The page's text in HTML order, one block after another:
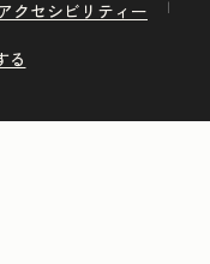
クセシビリティー
る